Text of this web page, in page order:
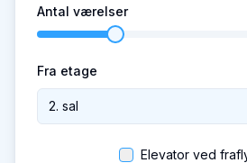
Antal værelser
Fra etage
2. sal
Elevator ved